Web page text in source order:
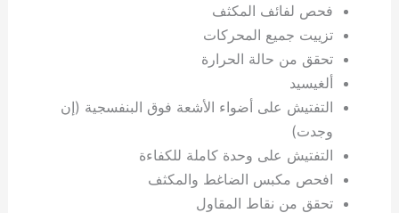
فحص لفائف المكثف
تزييت جميع المحركات
تحقق من حالة الحرارة
ألغيسيد
التفتيش على أضواء الأشعة فوق البنفسجية (إن
وجدت)
التفتيش على وحدة كاملة للكفاءة
افحص مكبس الضاغط والمكثف
تحقق من نقاط المقاول